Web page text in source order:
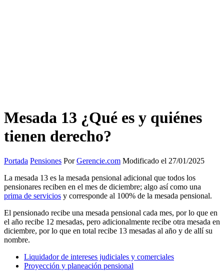
Mesada 13 ¿Qué es y quiénes
tienen derecho?
Portada Pensiones PorGerencie.com Modificado el 27/01/2025
La mesada 13 es la mesada pensional adicional que todos los
pensionares reciben en el mes de diciembre; algo así como una
prima de servicios y corresponde al 100% de la mesada pensional.
El pensionado recibe una mesada pensional cada mes, por lo que en
el año recibe 12 mesadas, pero adicionalmente recibe otra mesada en
diciembre, por lo que en total recibe 13 mesadas al año y de allí su
nombre.
Liquidador de intereses judiciales y comerciales
Proyección y planeación pensional